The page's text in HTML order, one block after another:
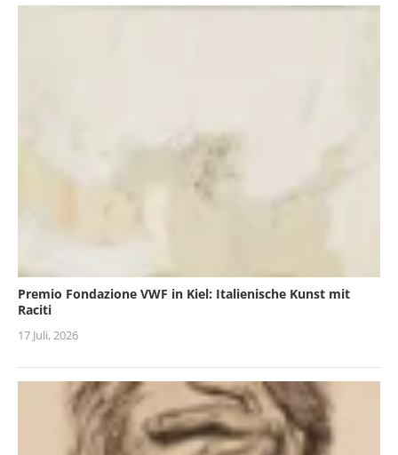
Premio Fondazione VWF in Kiel: Italienische Kunst mit
Raciti
17 Juli, 2026